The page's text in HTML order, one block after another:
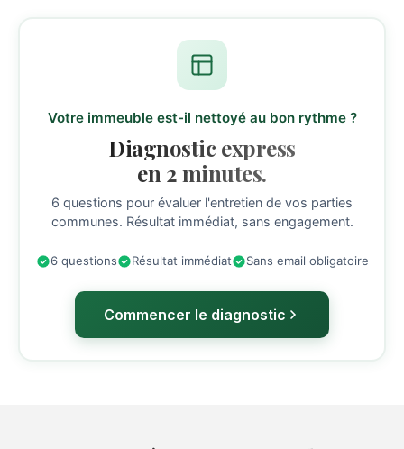
Votre immeuble est-il nettoyé au bon rythme ?
Diagnostic express
en 2 minutes.
6 questions pour évaluer l'entretien de vos parties
communes. Résultat immédiat, sans engagement.
6 questions Résultat immédiat Sans email obligatoire
Commencer le diagnostic